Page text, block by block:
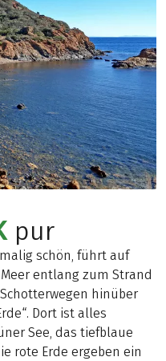
pur
schön, führt auf
entlang zum Strand
hinüber
Dort ist alles
See, das tiefblaue
rote Erde ergeben ein